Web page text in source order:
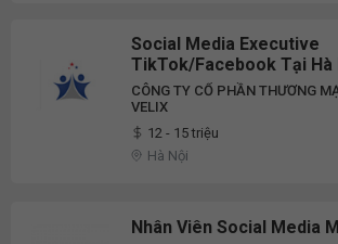
Social Media Executive
TikTok/Facebook Tại Hà
Nhập Tới 15 Triệu
CÔNG TY CỔ PHẦN THƯƠNG
VELIX
12 - 15 triệu
Hà Nội
Nhân Viên Social Media